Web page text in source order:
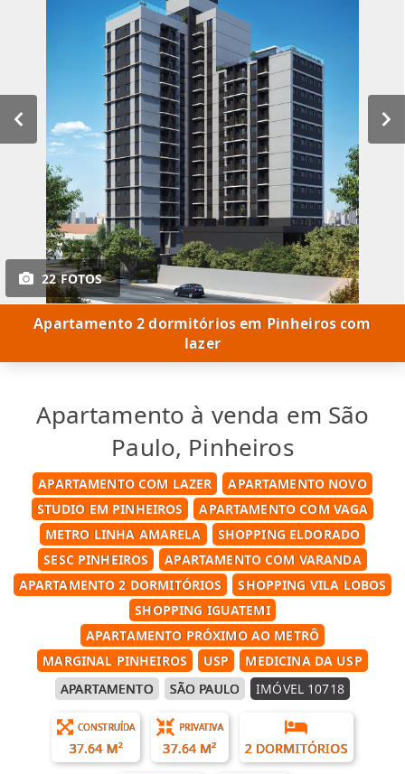
22 FOTOS
Apartamento 2 dormitórios em Pinheiros com
lazer
Apartamento à venda em São
Paulo, Pinheiros
APARTAMENTO COM LAZER
APARTAMENTO NOVO
STUDIO EM PINHEIROS
APARTAMENTO COM VAGA
METRO LINHA AMARELA
SHOPPING ELDORADO
SESC PINHEIROS
APARTAMENTO COM VARANDA
APARTAMENTO 2 DORMITÓRIOS
SHOPPING VILA LOBOS
SHOPPING IGUATEMI
APARTAMENTO PRÓXIMO AO METRÔ
MARGINAL PINHEIROS
USP
MEDICINA DA USP
APARTAMENTO
SÃO PAULO IMÓVEL 10718
CONSTRUÍDA
37.64 M²
PRIVATIVA
37.64 M² 2 DORMITÓRIOS